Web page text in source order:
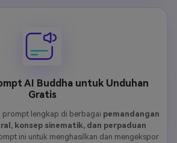
AI Buddha untuk Unduhan
Gratis
prompt lengkap di berbagai pemandangan
konsep sinematik, dan perpaduan
ini untuk menghasilkan dan mengekspor